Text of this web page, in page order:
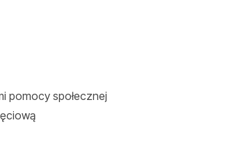
pomocy społecznej